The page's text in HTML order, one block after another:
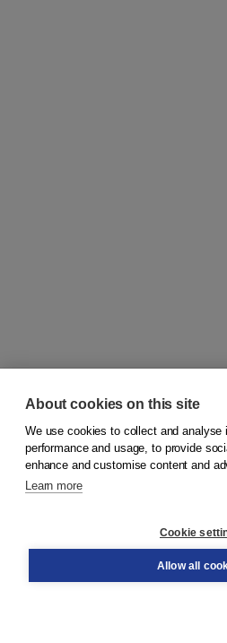
© 2026Koninklijke Boom uitgevers
Order
About cookies on this site
We use cookies to collect and analyse
performance and usage, to provide
enhance and customise content and
Learn more
Cookie
Allow all